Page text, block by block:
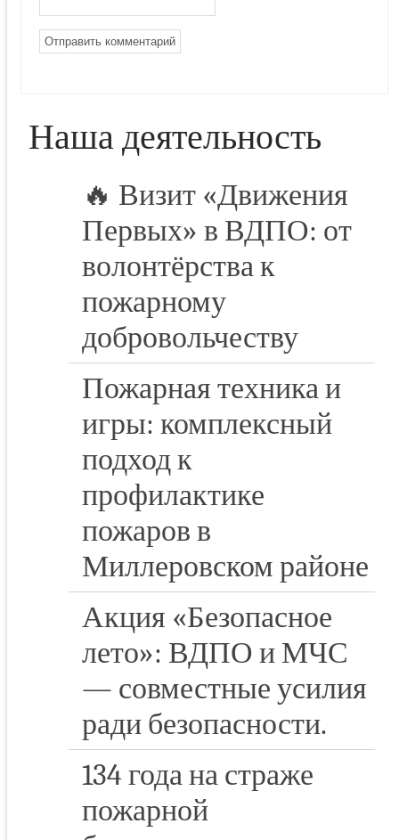
Наша деятельность
🔥 Визит «Движения
Первых» в ВДПО: от
волонтёрства к
пожарному
добровольчеству
Пожарная техника и
игры: комплексный
подход к
профилактике
пожаров в
Миллеровском районе
Акция «Безопасное
лето»: ВДПО и МЧС
— совместные усилия
ради безопасности.
134 года на страже
пожарной